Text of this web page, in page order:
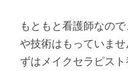
もともと看護師なの
や技術はもっていま
ずはメイクセラピス